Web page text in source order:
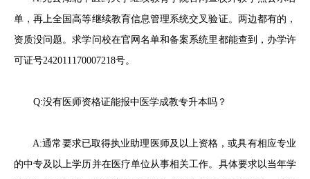
单，再上全国高等继续教育信息管理系统交叉验证。两边都有的，
资质没问题。求学问校在官网名单和备案系统里都能查到，办学许
可证号242011170007218号。
Q:没有医师资格证能报中医学成教专升本吗？
A:通常要求已取得执业助理医师及以上资格，或具有相应专业
的中专及以上学历并在医疗单位从事相关工作。具体要求以当年学